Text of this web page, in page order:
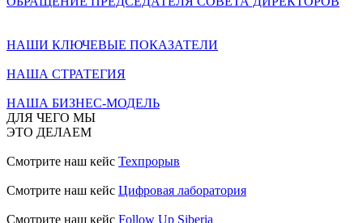
НАШИ КЛЮЧЕВЫЕ ПОКАЗАТЕЛИ
НАША СТРАТЕГИЯ
НАША БИЗНЕС-МОДЕЛЬ
ДЛЯ ЧЕГО МЫ
ЭТО ДЕЛАЕМ
Смотрите наш кейс Техпрорыв
Смотрите наш кейс Цифровая лаборатория
Смотрите наш кейс Follow Up Siberia